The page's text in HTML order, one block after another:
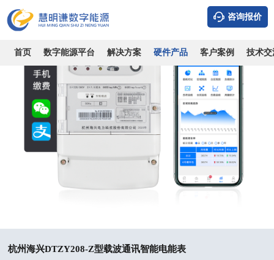
咨询报价
首页 数字能源平台 解决方案 硬件产品 客户案例 技术交
杭州海兴DTZY208-Z型载波通讯智能电能表